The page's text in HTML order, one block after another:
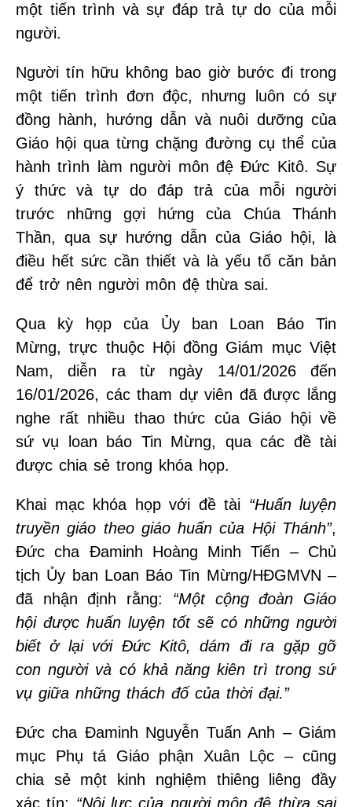
một tiến trình và sự đáp trả tự do của mỗi
người.
Người tín hữu không bao giờ bước đi trong
một tiến trình đơn độc, nhưng luôn có sự
đồng hành, hướng dẫn và nuôi dưỡng của
Giáo hội qua từng chặng đường cụ thể của
hành trình làm người môn đệ Đức Kitô. Sự
ý thức và tự do đáp trả của mỗi người
trước những gợi hứng của Chúa Thánh
Thần, qua sự hướng dẫn của Giáo hội, là
điều hết sức cần thiết và là yếu tố căn bản
để trở nên người môn đệ thừa sai.
Qua kỳ họp của Ủy ban Loan Báo Tin
Mừng, trực thuộc Hội đồng Giám mục Việt
Nam, diễn ra từ ngày 14/01/2026 đến
16/01/2026, các tham dự viên đã được lắng
nghe rất nhiều thao thức của Giáo hội về
sứ vụ loan báo Tin Mừng, qua các đề tài
được chia sẻ trong khóa họp.
Khai mạc khóa họp với đề tài “Huấn luyện
truyền giáo theo giáo huấn của Hội Thánh”,
Đức cha Đaminh Hoàng Minh Tiến – Chủ
tịch Ủy ban Loan Báo Tin Mừng/HĐGMVN –
đã nhận định rằng: “Một cộng đoàn Giáo
hội được huấn luyện tốt sẽ có những người
biết ở lại với Đức Kitô, dám đi ra gặp gỡ
con người và có khả năng kiên trì trong sứ
vụ giữa những thách đố của thời đại.”
Đức cha Đaminh Nguyễn Tuấn Anh – Giám
mục Phụ tá Giáo phận Xuân Lộc – cũng
chia sẻ một kinh nghiệm thiêng liêng đầy
xác tín: “Nội lực của người môn đệ thừa sai